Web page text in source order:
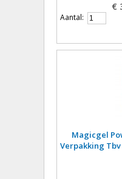
€
Aantal:
Magicgel
Verpakking Tbv